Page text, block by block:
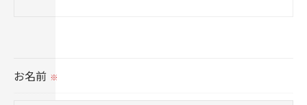
られた場合を除き、
お名前 ※